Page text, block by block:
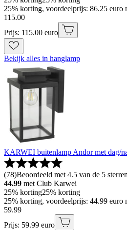
25% korting, voordeelprijs: 86.25 euro
115.00
Prijs: 115.00 euro
Bekijk alles in hanglamp
KARWEI buitenlamp Andor met dag/
(78)Beoordeeld met 4.5 van de 5
44.99 met Club Karwei
25% korting25% korting
25% korting, voordeelprijs: 44.99 euro
59.99
Prijs: 59.99 euro